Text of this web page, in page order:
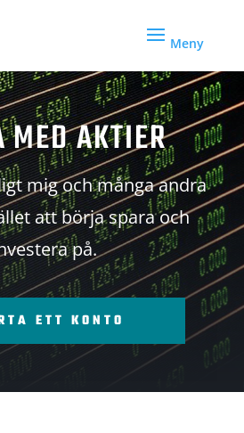
MED AKTIER
mig och många andra
att börja spara och
på.
ETT KONTO